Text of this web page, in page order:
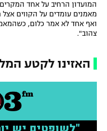
מדיניות פרטיות
תקנון פעילות ספורט 1
הצטרפות לחבילת הערוצים
תגיות
גיימינג E-Sports
המועדון הרחיב על אחד
ואף אחד לא אמר כלום,
צהוב".
האזינו לקטע